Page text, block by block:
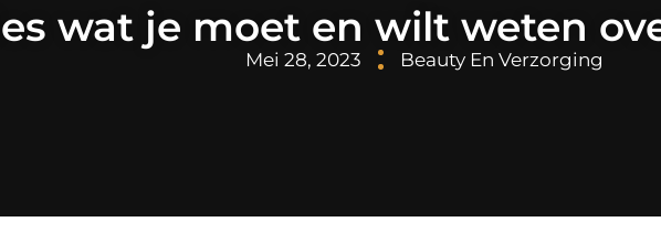
wat je moet en wilt weten
Mei 28, 2023 Beauty En Verzorging